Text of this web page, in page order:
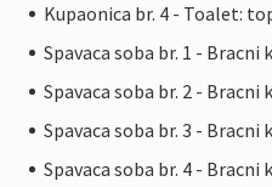
Kupaonica br. 4 - Toalet:
Spavaca soba br. 1 -
Spavaca soba br. 2 -
Spavaca soba br. 3 -
Spavaca soba br. 4 -